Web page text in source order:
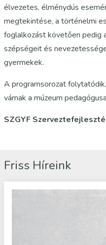
élvezetes, élménydús
megtekintése, a történelmi
foglalkozást követően pedig
szépségeit és
gyermekek.
A programsorozat
várnak a múzeum
SZGYF
Friss Híreink